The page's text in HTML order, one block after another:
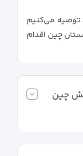
توصیه می‌کنیم
چین اقدام
چین